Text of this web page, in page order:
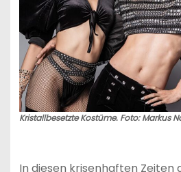
Kristallbesetzte Kostüme. Foto: Markus
In diesen krisenhaften Zeiten